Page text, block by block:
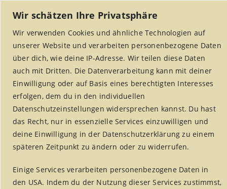
Wir schätzen Ihre Privatsphäre
Wir verwenden Cookies und ähnliche Technologien auf
unserer Website und verarbeiten personenbezogene Daten
über dich, wie deine IP-Adresse. Wir teilen diese Daten
auch mit Dritten. Die Datenverarbeitung kann mit deiner
Einwilligung oder auf Basis eines berechtigten Interesses
erfolgen, dem du in den individuellen
Datenschutzeinstellungen widersprechen kannst. Du hast
das Recht, nur in essenzielle Services einzuwilligen und
deine Einwilligung in der Datenschutzerklärung zu einem
späteren Zeitpunkt zu ändern oder zu widerrufen.
Einige Services verarbeiten personenbezogene Daten in
den USA. Indem du der Nutzung dieser Services zustimmst,
MENU
Rezepte
Home / Weltladen Alsdorf/Rezepte